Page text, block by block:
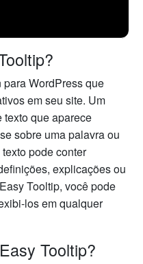
WordPress que
em seu site. Um
que aparece
sobre uma palavra ou
pode conter
explicações ou
Tooltip, você pode
los em qualquer
Tooltip?